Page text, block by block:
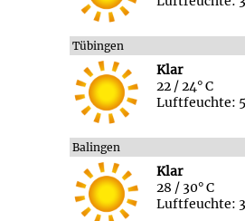
Tübingen
Klar
22 / 24° C
Luftfeuchte:
Balingen
Klar
28 / 30° C
Luftfeuchte: